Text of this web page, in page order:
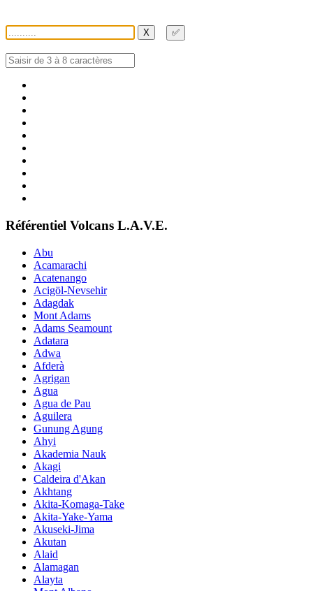
X ✅
Référentiel Volcans L.A.V.E.
Abu
Acamarachi
Acatenango
Acigöl-Nevsehir
Adagdak
Mont Adams
Adams Seamount
Adatara
Adwa
Afderà
Agrigan
Agua
Agua de Pau
Aguilera
Gunung Agung
Ahyi
Akademia Nauk
Akagi
Caldeira d'Akan
Akhtang
Akita-Komaga-Take
Akita-Yake-Yama
Akuseki-Jima
Akutan
Alaid
Alamagan
Alayta